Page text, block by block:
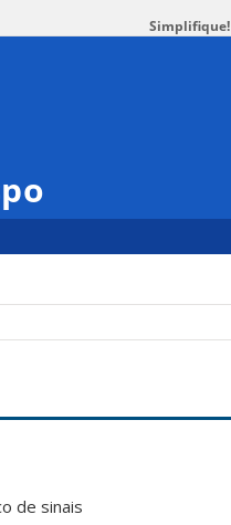
Simplifique!
de sinais